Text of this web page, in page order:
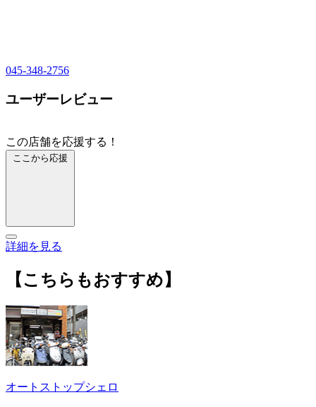
045-348-2756
ユーザーレビュー
この店舗を応援する！
ここから応援
詳細を見る
【こちらもおすすめ】
オートストップシェロ